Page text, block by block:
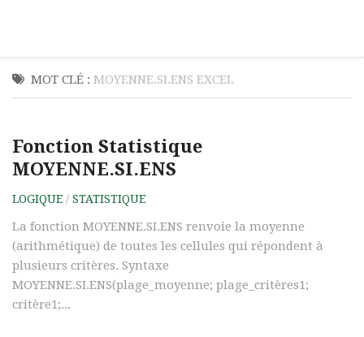
MOT CLÉ : MOYENNE.SI.ENS EXCEL
Fonction Statistique
MOYENNE.SI.ENS
LOGIQUE / STATISTIQUE
La fonction MOYENNE.SI.ENS renvoie la moyenne
(arithmétique) de toutes les cellules qui répondent à
plusieurs critères. Syntaxe
MOYENNE.SI.ENS(plage_moyenne; plage_critères1;
critère1;...